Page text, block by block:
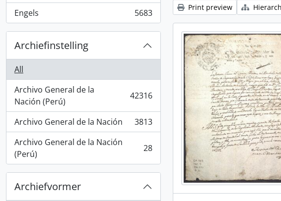
Engels
, 5683 results 5683
Archiefinstelling
All
Archivo General de la
Nación (Perú)
, 42316 results 42316
Archivo General de la Nación
, 3813 results
3813
Archivo General de la Nación
(Perú)
, 28 results 28
Archiefvormer
Print preview